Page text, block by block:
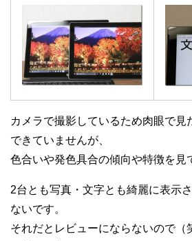
カメラで撮影しているため肉眼で見
できていませんが、
色合いや発色具合の傾向や特徴を見
2台とも写真・文字とも綺麗に表示
ないです。
それだとレビューにならないので（